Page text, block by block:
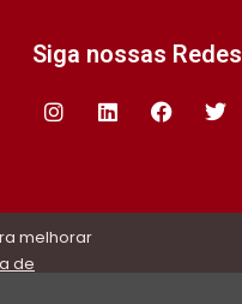
Siga nossas Redes
melhorar
de